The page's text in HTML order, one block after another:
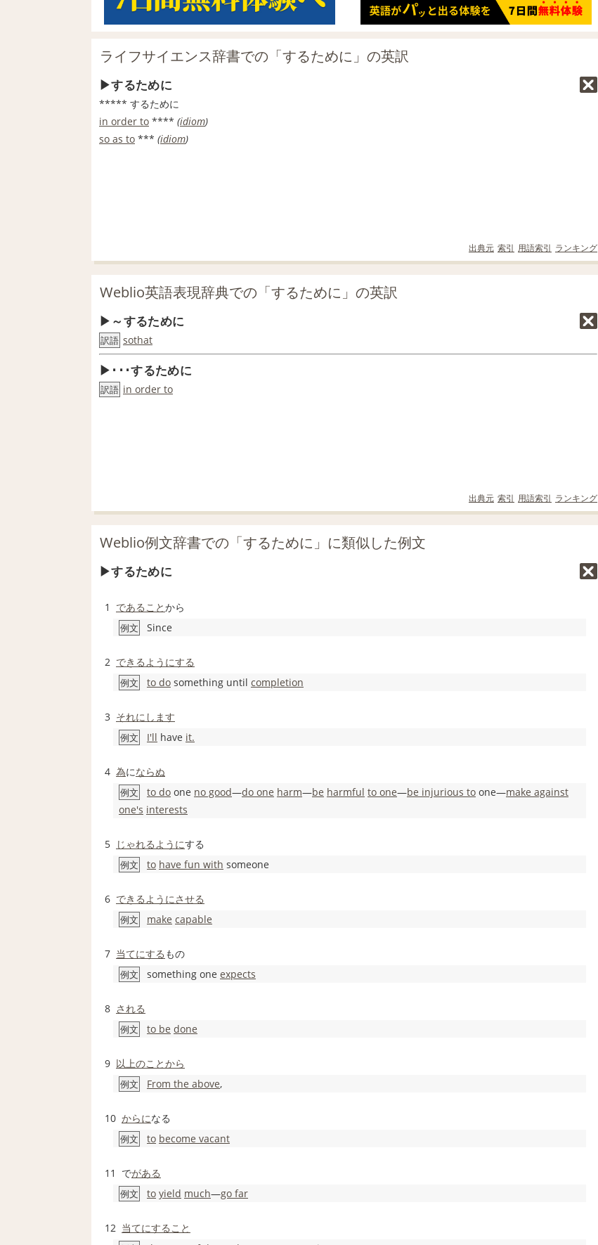
ライフサイエンス辞書での「するために」の英訳
するために
***** するために
in order to **** (idiom)
so as to *** (idiom)
出典元 索引 用語索引 ランキング
Weblio英語表現辞典での「するために」の英訳
～するために
訳語 sothat
･･･するために
訳語 in order to
出典元 索引 用語索引 ランキング
Weblio例文辞書での「するために」に類似した例文
するために
1 であることから
例文 Since
2 できるようにする
例文 to do something until completion
3 それに します
例文 I'll have it.
4 為にならぬ
例文 to do one no good―do one harm―be harmful to one―be injurious to one―make against
one's interests
5 じゃれるようにする
例文 to have fun with someone
6 できるようにさせる
例文 make capable
7 当てにする もの
例文 something one expects
8 される
例文 to be done
9 以上のことから
例文 From the above,
10 からになる
例文 to become vacant
11 でがある
例文 to yield much―go far
12 当てにすること